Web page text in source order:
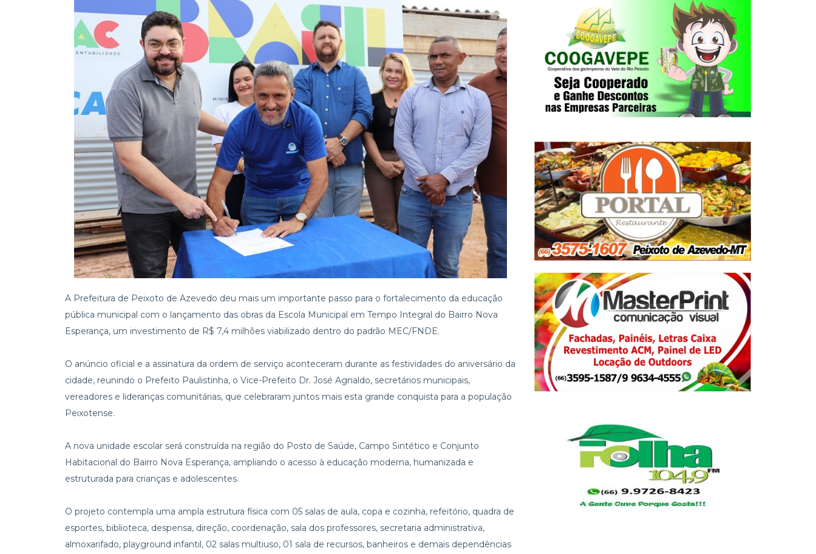
Direito a quem tem Direito: Prefeito convoca aprovados em concurso no ano de 2024
A Prefeitura de Peixoto de Azevedo deu mais um importante passo para o fortalecimento da educação
pública municipal com o lançamento das obras da Escola Municipal em Tempo Integral do Bairro Nova
Esperança, um investimento de R$ 7,4 milhões viabilizado dentro do padrão MEC/FNDE.
O anúncio oficial e a assinatura da ordem de serviço aconteceram durante as festividades do aniversário da
cidade, reunindo o Prefeito Paulistinha, o Vice-Prefeito Dr. José Agnaldo, secretários municipais,
vereadores e lideranças comunitárias, que celebraram juntos mais esta grande conquista para a população
Peixotense.
A nova unidade escolar será construída na região do Posto de Saúde, Campo Sintético e Conjunto
Habitacional do Bairro Nova Esperança, ampliando o acesso à educação moderna, humanizada e
estruturada para crianças e adolescentes.
O projeto contempla uma ampla estrutura física com 05 salas de aula, copa e cozinha, refeitório, quadra de
esportes, biblioteca, despensa, direção, coordenação, sala dos professores, secretaria administrativa,
almoxarifado, playground infantil, 02 salas multiuso, 01 sala de recursos, banheiros e demais dependências